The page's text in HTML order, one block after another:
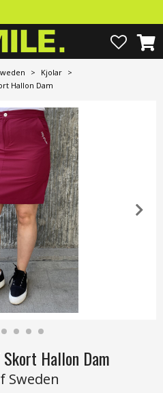
> Kjolar >
Hallon Dam
Skort Hallon Dam
Sweden